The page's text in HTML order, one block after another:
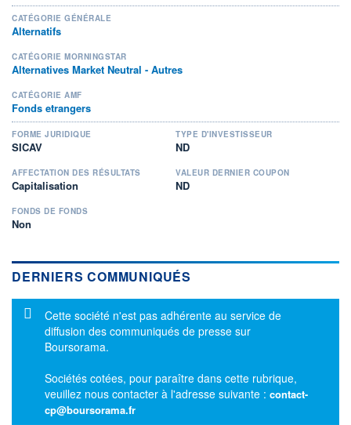
CATÉGORIE GÉNÉRALE
Alternatifs
CATÉGORIE MORNINGSTAR
Alternatives Market Neutral - Autres
CATÉGORIE AMF
Fonds etrangers
FORME JURIDIQUE
SICAV
TYPE D'INVESTISSEUR
ND
AFFECTATION DES RÉSULTATS
Capitalisation
VALEUR DERNIER COUPON
ND
FONDS DE FONDS
Non
DERNIERS COMMUNIQUÉS
Message d'information
Cette société n'est pas adhérente au service de
diffusion des communiqués de presse sur
Boursorama.
Sociétés cotées, pour paraître dans cette rubrique,
veuillez nous contacter à l'adresse suivante : contact-
cp@boursorama.fr